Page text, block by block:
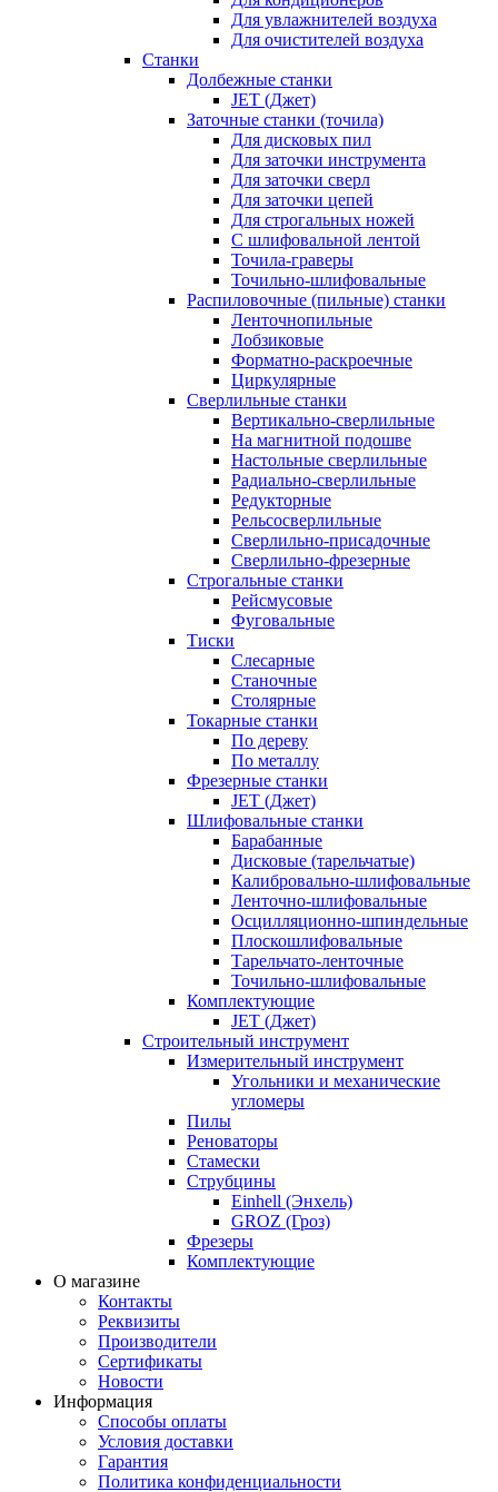
Для увлажнителей воздуха
Для очистителей воздуха
Станки
Долбежные станки
JET (Джет)
Заточные станки (точила)
Для дисковых пил
Для заточки инструмента
Для заточки сверл
Для заточки цепей
Для строгальных ножей
С шлифовальной лентой
Точила-граверы
Точильно-шлифовальные
Распиловочные (пильные) станки
Ленточнопильные
Лобзиковые
Форматно-раскроечные
Циркулярные
Сверлильные станки
Вертикально-сверлильные
На магнитной подошве
Настольные сверлильные
Радиально-сверлильные
Редукторные
Рельсосверлильные
Сверлильно-присадочные
Сверлильно-фрезерные
Строгальные станки
Рейсмусовые
Фуговальные
Тиски
Слесарные
Станочные
Столярные
Токарные станки
По дереву
По металлу
Фрезерные станки
JET (Джет)
Шлифовальные станки
Барабанные
Дисковые (тарельчатые)
Калибровально-шлифовальные
Ленточно-шлифовальные
Осцилляционно-шпиндельные
Плоскошлифовальные
Тарельчато-ленточные
Точильно-шлифовальные
Комплектующие
JET (Джет)
Строительный инструмент
Измерительный инструмент
Угольники и механические
угломеры
Пилы
Реноваторы
Стамески
Струбцины
Einhell (Энхель)
GROZ (Гроз)
Фрезеры
Комплектующие
О магазине
Контакты
Реквизиты
Производители
Сертификаты
Новости
Информация
Способы оплаты
Условия доставки
Гарантия
Политика конфиденциальности